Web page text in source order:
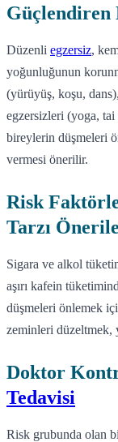
Güçlendiren
Düzenli egzersiz,
yoğunluğunun
(yürüyüş, koşu,
egzersizleri (yoga,
bireylerin düşmeleri
vermesi önerilir.
Risk
Tarzı
Sigara ve alkol
aşırı kafein
düşmeleri önlemek
zeminleri düzeltmek,
Doktor
Tedavisi
Risk grubunda olan